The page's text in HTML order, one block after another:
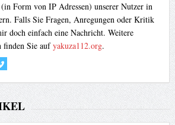
Form von IP Adressen) unserer Nutzer in
Falls Sie Fragen, Anregungen oder Kritik
doch einfach eine Nachricht. Weitere
finden Sie aufyakuza112.org.